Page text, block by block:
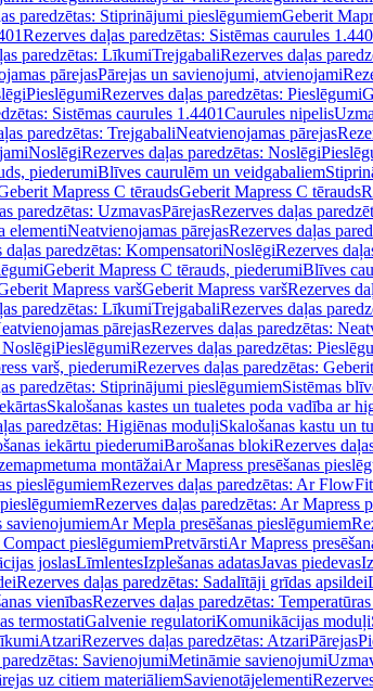
paredzētas: Stiprinājumi pieslēgumiemGeberit
Rezerves daļas paredzētas: Sistēmas caurules
paredzētas: LīkumiTrejgabaliRezerves daļas
pārejasPārejas un savienojumi, atvienojami
PieslēgumiRezerves daļas paredzētas: Pieslēgumi
Sistēmas caurules 1.4401Caurules nipelis
paredzētas: TrejgabaliNeatvienojamas pārejas
NoslēgiRezerves daļas paredzētas: Noslēgi
piederumiBlīves caurulēm un veidgabaliem
Mapress C tēraudsGeberit Mapress C tērauds
paredzētas: UzmavasPārejasRezerves daļas
elementiNeatvienojamas pārejasRezerves daļas
daļas paredzētas: KompensatoriNoslēgiRezerves
Geberit Mapress C tērauds, piederumiBlīves
Mapress varšGeberit Mapress varšRezerves
paredzētas: LīkumiTrejgabaliRezerves daļas
pārejasRezerves daļas paredzētas:
NoslēgiPieslēgumiRezerves daļas paredzētas:
varš, piederumiRezerves daļas paredzētas:
paredzētas: Stiprinājumi pieslēgumiemSistēmas
Skalošanas kastes un tualetes poda vadība ar
paredzētas: Higiēnas moduļiSkalošanas kastu un
iekārtu piederumiBarošanas blokiRezerves
montāžaiAr Mapress presēšanas
pieslēgumiemRezerves daļas paredzētas: Ar
Rezerves daļas paredzētas: Ar Mapress
savienojumiemAr Mepla presēšanas pieslēgumiem
pieslēgumiemPretvārstiAr Mapress
joslasLīmlentesIzplešanas adatasJavas piedevas
Rezerves daļas paredzētas: Sadalītāji grīdas apsildei
vienībasRezerves daļas paredzētas:
termostatiGalvenie regulatoriKomunikācijas moduļi
AtzariRezerves daļas paredzētas: AtzariPārejas
SavienojumiMetināmie savienojumi
uz citiem materiāliemSavienotājelementi